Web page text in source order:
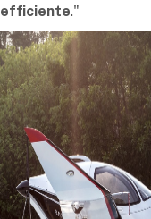
efficiente."